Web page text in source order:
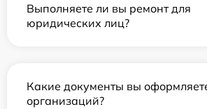
Выполняете ли вы ремонт для
юридических лиц?
Какие документы вы
организаций?